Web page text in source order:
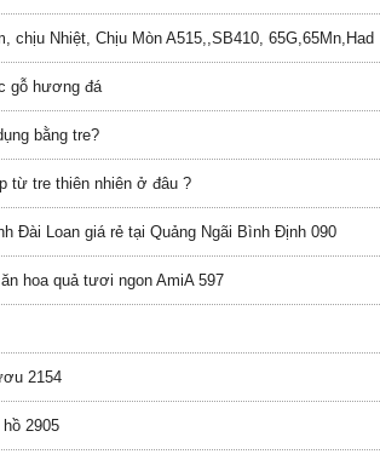
chịu Nhiệt, Chịu Mòn A515,,SB410, 65G,65Mn,Had
gỗ hương đá
bằng tre?
từ tre thiên nhiên ở đâu ?
Đài Loan giá rẻ tại Quảng Ngãi Bình Định 090
hoa quả tươi ngon AmiA 597
2154
2905